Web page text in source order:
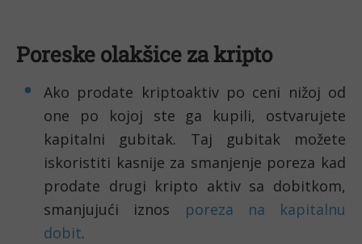
Poreske olakšice za kripto
Ako prodate kriptoaktiv po ceni nižoj od
one po kojoj ste ga kupili, ostvarujete
kapitalni gubitak. Taj gubitak možete
iskoristiti kasnije za smanjenje poreza kad
prodate drugi kripto aktiv sa dobitkom,
smanjujući iznos
poreza na kapitalnu
dobit.